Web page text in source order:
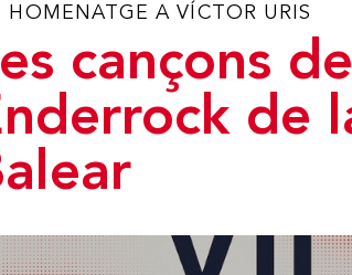
HOMENATGE A VÍCTOR URIS
cançons
de